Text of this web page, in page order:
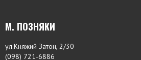
М. ПОЗНЯКИ
ул.Княжий Затон, 2/30
(098) 721-6886